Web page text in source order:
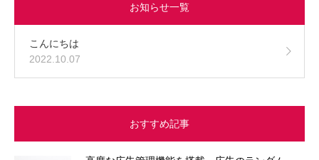
お知らせ一覧
こんにちは
2022.10.07
おすすめ記事